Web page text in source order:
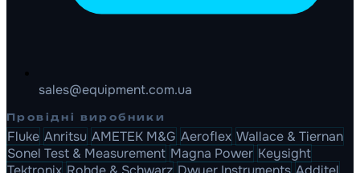
sales@equipment.com.ua
Провідні виробники
Fluke Anritsu AMETEK M&G Aeroflex Wallace & Tiernan
Sonel Test & Measurement Magna Power Keysight